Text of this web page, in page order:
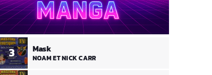
3 Mask
NOAM ET NICK CARR